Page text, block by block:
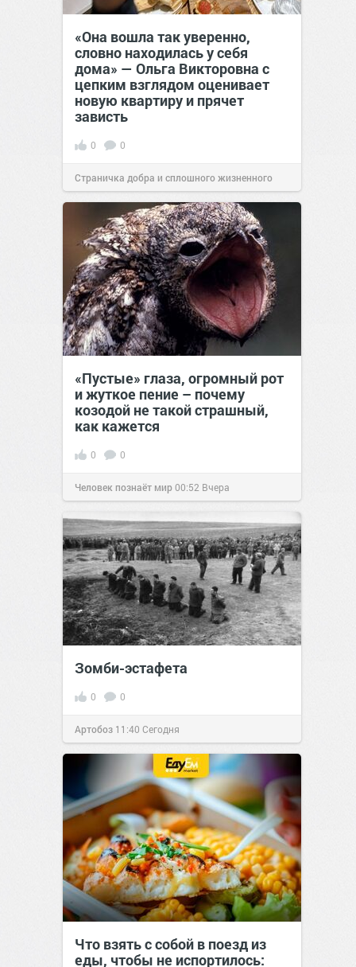
«Она вошла так уверенно,
словно находилась у себя
дома» — Ольга Викторовна с
цепким взглядом оценивает
новую квартиру и прячет
зависть
0 0
Страничка добра и сплошного жизненного
позитива!11:38Сегодня
«Пустые» глаза, огромный рот
и жуткое пение – почему
козодой не такой страшный,
как кажется
0 0
Человек познаёт мир00:52 Вчера
Зомби-эстафета
0 0
Артобоз 11:40 Сегодня
Что взять с собой в поезд из
еды, чтобы не испортилось: